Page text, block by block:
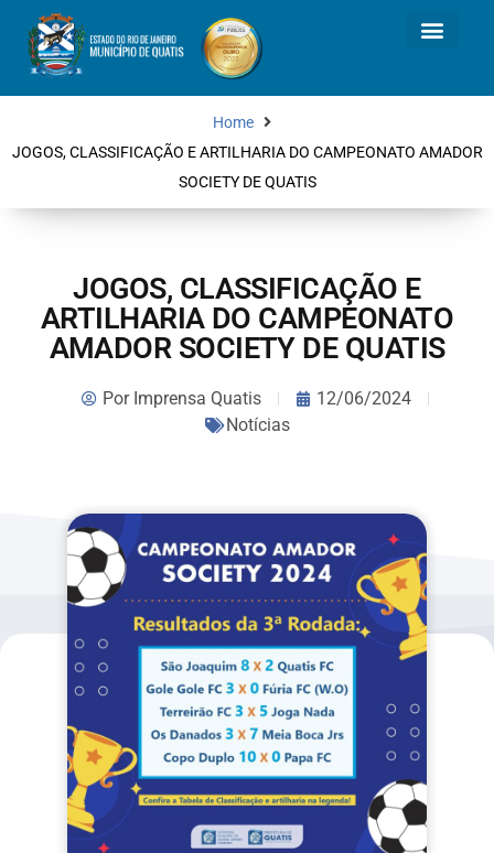
Home
JOGOS, CLASSIFICAÇÃO E ARTILHARIA DO CAMPEONATO AMADOR
SOCIETY DE QUATIS
JOGOS, CLASSIFICAÇÃO E
ARTILHARIA DO CAMPEONATO
AMADOR SOCIETY DE QUATIS
PorImprensa Quatis
12/06/2024
Notícias